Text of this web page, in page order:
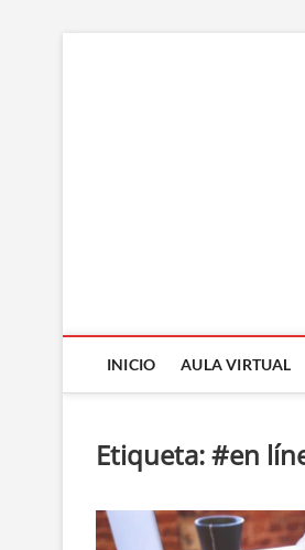
INICIO AULA VIRTUAL
Etiqueta:#en